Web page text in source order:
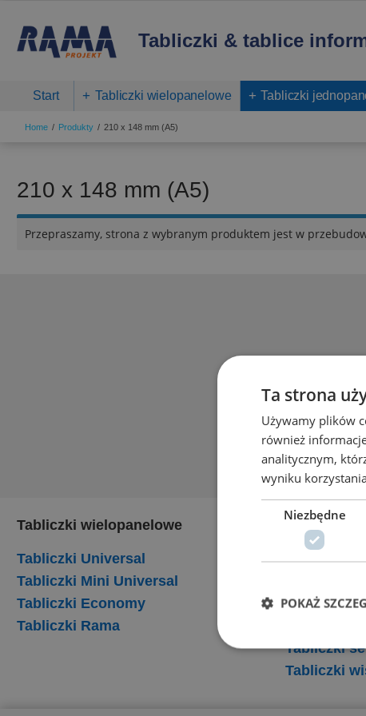
Tabliczki & tablice
Start Tabliczki wielopanelowe Tabliczki
Home Produkty 210 x 148 mm (A5)
210 x 148 mm (A5)
Przepraszamy, strona z wybranym produktem jest w
Tabliczki wielopanelowe
Tabliczki Universal
Tabliczki Mini Universal
Tabliczki Economy
Tabliczki Rama
Tabliczki
Tabliczki
Tabliczki
Tabliczki
Tabliczki
Ta strona
Używamy plików
również
analitycznym,
wyniku
Niezbędne
POKAŻ